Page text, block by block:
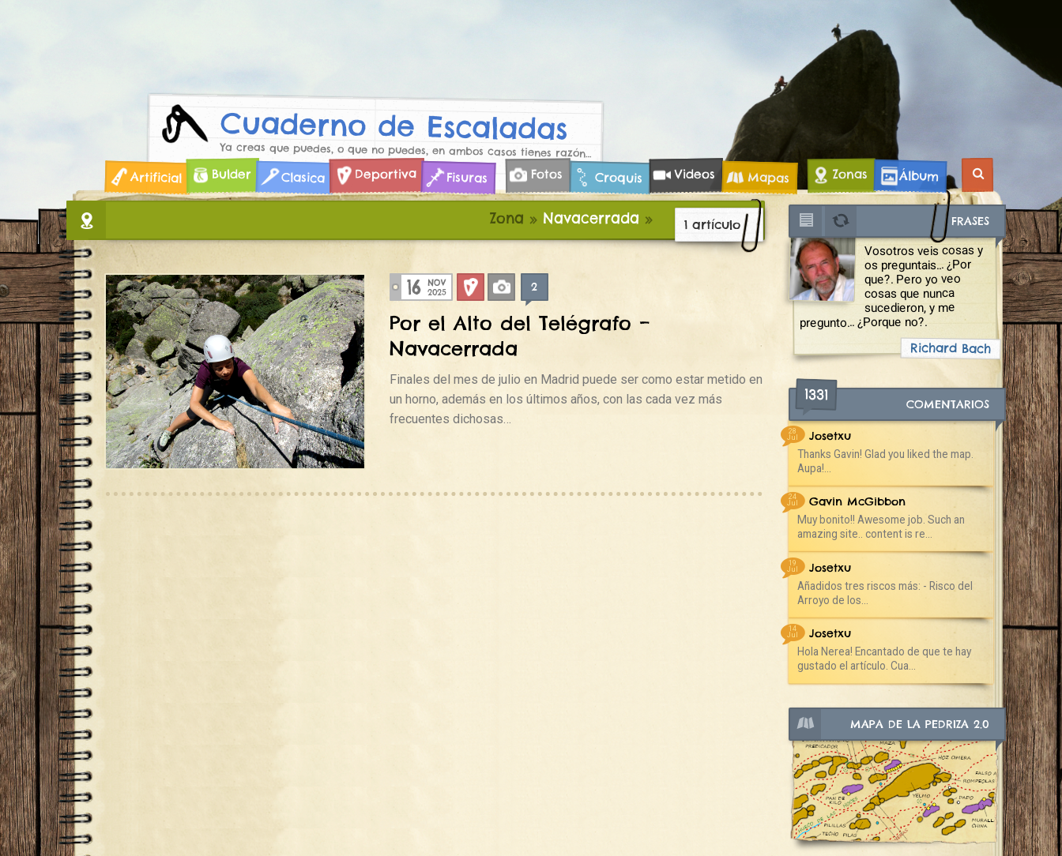
Cuaderno de Escaladas
Ya creas que puedes, o que no puedes, en ambos casos tienes razón…
Artificial Bulder Clasica Deportiva Fisuras Fotos Croquis Videos Mapas Zonas Álbum
Zona » Navacerrada » 1 artículo
Deportiva
Fotos
16 NOV
2025 2
Por el Alto del Telégrafo –
Navacerrada
Finales del mes de julio en Madrid puede ser como estar metido en
un horno, además en los últimos años, con las cada vez más
frecuentes dichosas…
FRASES
Vosotros veis cosas y
os preguntais... ¿Por
que?. Pero yo veo
cosas que nunca
sucedieron, y me
pregunto... ¿Porque no?.
Richard Bach
COMENTARIOS
1331
28
Jul
Josetxu
Thanks Gavin! Glad you liked the map.
Aupa!...
24
Jul
Gavin McGibbon
Muy bonito!! Awesome job. Such an
amazing site.. content is re...
19
Jul
Josetxu
Añadidos tres riscos más: - Risco del
Arroyo de los...
14
Jul
Josetxu
Hola Nerea! Encantado de que te hay
gustado el artículo. Cua...
MAPA DE LA PEDRIZA 2.0